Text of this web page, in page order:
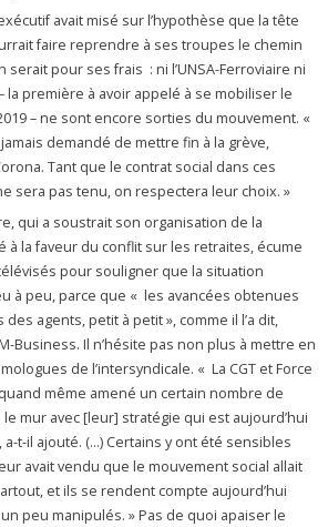
avait misé sur l’hypothèse que la tête
faire reprendre à ses troupes le chemin
serait pour ses frais : ni l’UNSA-Ferroviaire ni
– la première à avoir appelé à se mobiliser le
– ne sont encore sorties du mouvement. «
demandé de mettre fin à la grève,
Tant que le contrat social dans ces
sera pas tenu, on respectera leur choix. »
qui a soustrait son organisation de la
à la faveur du conflit sur les retraites, écume
pour souligner que la situation
à peu, parce que « les avancées obtenues
agents, petit à petit », comme il l’a dit,
Business. Il n’hésite pas non plus à mettre en
de l’intersyndicale. « La CGT et Force
même amené un certain nombre de
mur avec [leur] stratégie qui est aujourd’hui
a-t-il ajouté. (…) Certains y ont été sensibles
avait vendu que le mouvement social allait
et ils se rendent compte aujourd’hui
peu manipulés. » Pas de quoi apaiser le